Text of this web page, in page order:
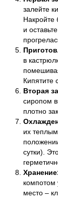
залейте
Накройте
и
в
Кипятите
Вторая
сиропом
плотно
их
сутки).
компотом
место –